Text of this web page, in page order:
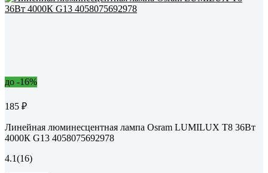
до -16%
185 ₽
Линейная люминесцентная лампа Osram LUMILUX T8 36Вт
4000К G13 4058075692978
4.1(16)